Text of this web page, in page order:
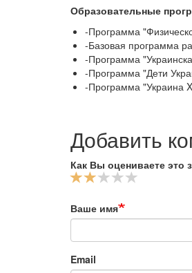
Образовательные
-Программа
-Базовая программа
-Программа
-Программа "Дети
-Программа "Украина
Добавить
Как Вы оцениваете это
Ваше имя
Email